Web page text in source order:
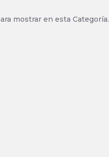
mostrar en esta Categoría.